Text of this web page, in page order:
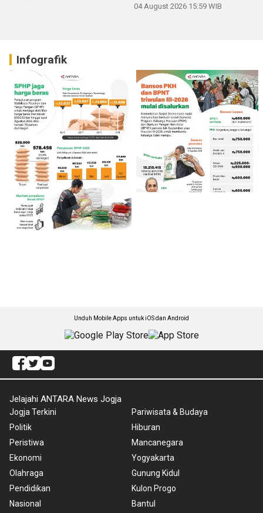
04 August 2026 15:59 WIB
Infografik
Unduh Mobile Apps untuk iOS dan Android
Jelajahi ANTARA News Jogja
Jogja Terkini
Politik
Peristiwa
Ekonomi
Olahraga
Pendidikan
Nasional
Pariwisata & Budaya
Hiburan
Mancanegara
Yogyakarta
Gunung Kidul
Kulon Progo
Bantul